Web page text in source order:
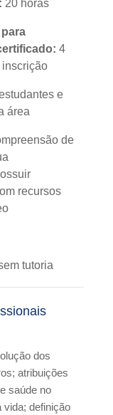
20 horas
4
inscrição
e
área
de
recursos
tutoria
dos
atribuições
saúde no
vida; definição